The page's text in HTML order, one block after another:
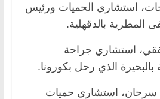
استشاري الحميات ورئيس
بالدقهلية.
استشاري جراحة
الذي رحل بكورونا.
سرحان، استشاري حميات